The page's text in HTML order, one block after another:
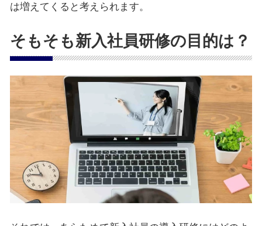
は増えてくると考えられます。
そもそも新入社員研修の目的は？